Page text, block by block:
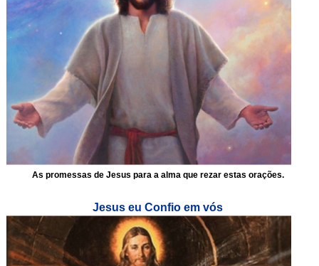
As promessas de Jesus para a alma que rezar estas orações.
Jesus eu Confio em vós